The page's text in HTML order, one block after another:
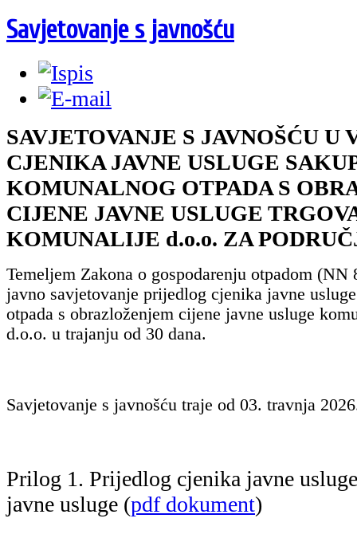
Savjetovanje s javnošću
SAVJETOVANJE S JAVNOŠĆU
CJENIKA JAVNE USLUGE
KOMUNALNOG OTPADA S
CIJENE JAVNE USLUGE
KOMUNALIJE d.o.o. ZA
Temeljem Zakona o gospodarenju otpadom (NN
javno savjetovanje prijedlog cjenika javne
otpada s obrazloženjem cijene javne usluge
d.o.o. u trajanju od 30 dana.
Savjetovanje s javnošću traje od 03. travnja
Prilog 1. Prijedlog cjenika javne
javne usluge (pdf dokument)